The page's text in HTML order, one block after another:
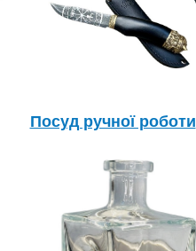
Посуд ручної роботи